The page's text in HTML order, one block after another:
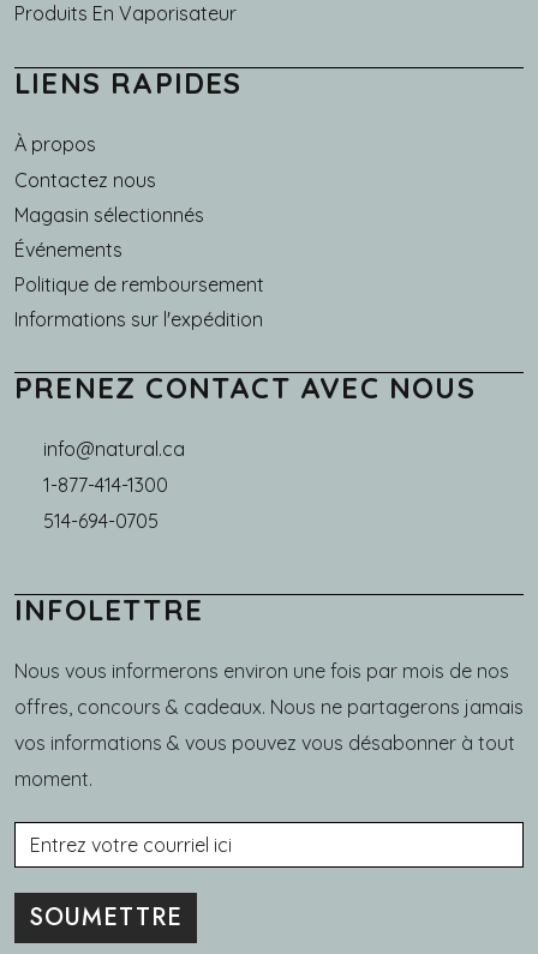
Produits En Vaporisateur
LIENS RAPIDES
À propos
Main navigation
Contactez nous
Magasin sélectionnés
Événements
Politique de remboursement
Informations sur l'expédition
PRENEZ CONTACT AVEC NOUS
info@natural.ca
1-877-414-1300
514-694-0705
INFOLETTRE
Nous vous informerons environ une fois par mois de nos
offres, concours & cadeaux. Nous ne partagerons jamais
vos informations & vous pouvez vous désabonner à tout
moment.
Courriel